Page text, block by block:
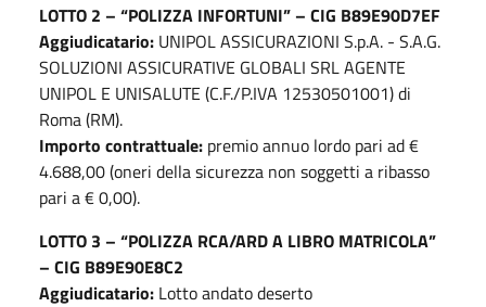
LOTTO 2 – “POLIZZA INFORTUNI” – CIG B89E90D7EF
Aggiudicatario: UNIPOL ASSICURAZIONI S.p.A. - S.A.G.
SOLUZIONI ASSICURATIVE GLOBALI SRL AGENTE
UNIPOL E UNISALUTE (C.F./P.IVA 12530501001) di
Roma (RM).
Importo contrattuale: premio annuo lordo pari ad €
4.688,00 (oneri della sicurezza non soggetti a ribasso
pari a € 0,00).
LOTTO 3 – “POLIZZA RCA/ARD A LIBRO MATRICOLA”
– CIG B89E90E8C2
Aggiudicatario: Lotto andato deserto